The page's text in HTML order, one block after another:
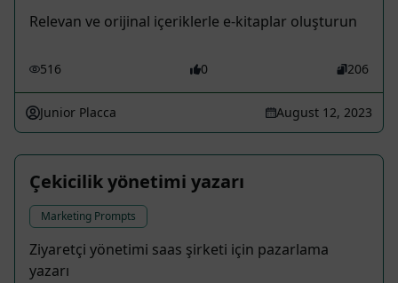
Relevan ve orijinal içeriklerle e-kitaplar oluşturun
516 0 206
Junior Placca August 12, 2023
Çekicilik yönetimi yazarı
Marketing Prompts
Ziyaretçi yönetimi saas şirketi için pazarlama
yazarı